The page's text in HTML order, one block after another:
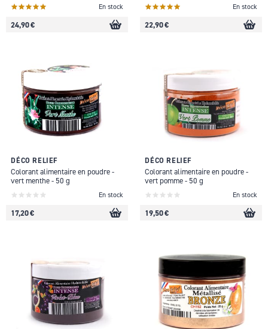
En stock
24,90 €
En stock
22,90 €
DÉCO RELIEF
Colorant alimentaire en poudre -
vert menthe - 50 g
En stock
17,20 €
DÉCO RELIEF
Colorant alimentaire en poudre -
vert pomme - 50 g
En stock
19,50 €